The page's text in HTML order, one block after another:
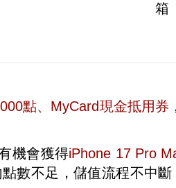
箱
點、MyCard現金抵用券
機會獲得iPhone 17 Pro
點數不足，儲值流程不中